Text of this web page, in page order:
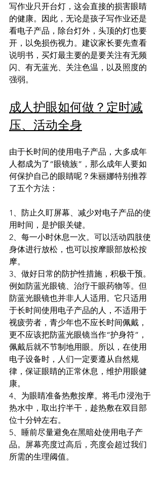
写作业只开台灯，这会直接的损害眼睛
的健康。因此，无论是孩子写作业还是
看电子产品，除台灯外，头顶的灯也要
开，以免损伤视力。建议家长要先查看
说明书，买灯最主要的是要关注有无频
闪、有无蓝光、关注色温，以及照度的
强弱。
成人护眼如何做？定时减
压、活动全身
由于长时间的使用电子产品，大多成年
人都成为了“眼镜族”，那么成年人要如
何保护自己的眼睛呢？朱丽娜特别推荐
了五个方法：
1、防止久盯屏幕、减少对电子产品的使
用时间，是护眼关键。
2、每一小时休息一次。可以活动四肢使
身体进行放松，也可以按摩眼部放松按
摩。
3、做好日常的防护性措施，积极干预。
例如防蓝光眼镜、治疗干眼药物等。但
防蓝光眼镜也并非人人适用。它只适用
于长时间使用电子产品的人，不适用于
视疲劳者，青少年也不应长时间佩戴，
更不应该把防蓝光眼镜当作“护身符”，
佩戴后就不节制地用眼。所以，在使用
电子设备时，人们一定要遵从自然规
律，保证眼睛的正常休息，维护用眼健
康。
4、为眼睛准备热敷按摩。将毛巾浸泡于
热水中，取出拧半干，趁热敷在双目部
位十分钟左右。
5、睡前尽量避免在黑暗处使用电子产
品。屏幕亮度过高后，亮度会超过我们
所需的生理阈值。